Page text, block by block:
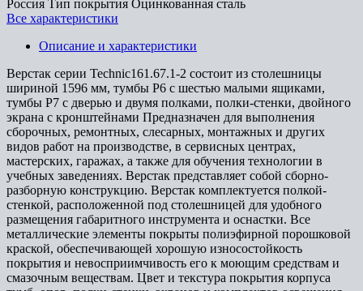
Россия Тип покрытия Оцинкованная сталь
Все характеристики
Описание и характеристики
Верстак серии Technic161.67.1-2 состоит из столешницы
шириной 1596 мм, тумбы P6 с шестью малыми ящиками,
тумбы P7 с дверью и двумя полками, полки-стенки, двойного
экрана с кронштейнами Предназначен для выполнения
сборочных, ремонтных, слесарных, монтажных и других
видов работ на производстве, в сервисных центрах,
мастерских, гаражах, а также для обучения технологии в
учебных заведениях. Верстак представляет собой сборно-
разборную конструкцию. Верстак комплектуется полкой-
стенкой, расположенной под столешницей для удобного
размещения габаритного инструмента и оснастки. Все
металлические элементы покрыты полиэфирной порошковой
краской, обеспечивающей хорошую износостойкость
покрытия и невосприимчивость его к моющим средствам и
смазочным веществам. Цвет и текстура покрытия корпуса